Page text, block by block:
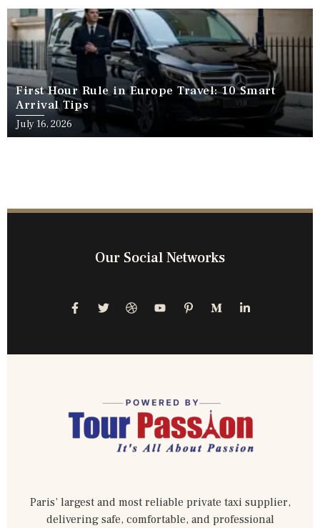
First Hour Rule in Europe Travel: 10 Smart
Arrival Tips
July 16, 2026
Our Social Networks
Paris’ largest and most reliable private taxi supplier,
delivering safe, comfortable, and professional